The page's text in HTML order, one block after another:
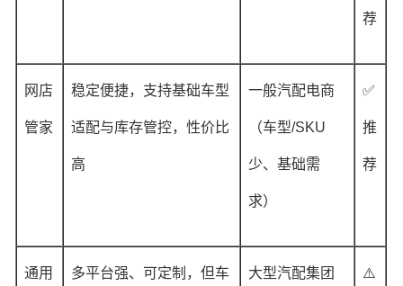
荐
网店
管家
稳定便捷，支持基础车型
适配与库存管控，性价比
高
一般汽配电商
（车型/SKU
少、基础需
求）
✅
推
荐
通用 多平台强、可定制，但车 大型汽配集团 ⚠️